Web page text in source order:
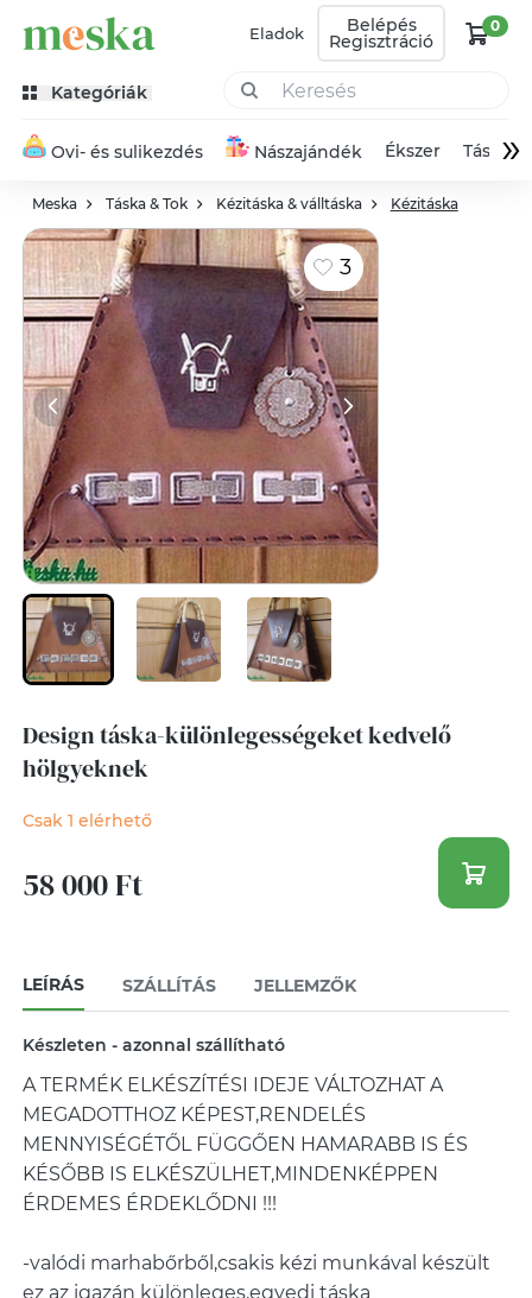
Eladok Belépés
Regisztráció
0
Kategóriák
Ovi- és sulikezdés Nászajándék Ékszer Táska»
Meska Táska & Tok Kézitáska & válltáska Kézitáska
3
Design táska-különlegességeket kedvelő
hölgyeknek
Csak 1 elérhető
58 000 Ft
LEÍRÁS SZÁLLÍTÁS JELLEMZŐK
Készleten - azonnal szállítható
A TERMÉK ELKÉSZÍTÉSI IDEJE VÁLTOZHAT A
MEGADOTTHOZ KÉPEST,RENDELÉS
MENNYISÉGÉTŐL FÜGGŐEN HAMARABB IS ÉS
KÉSŐBB IS ELKÉSZÜLHET,MINDENKÉPPEN
ÉRDEMES ÉRDEKLŐDNI !!!
-valódi marhabőrből,csakis kézi munkával készült
ez az igazán különleges,egyedi táska